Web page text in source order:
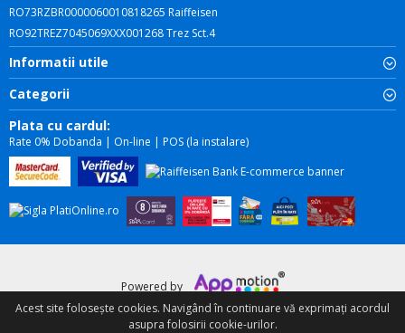
RO73RZBR0000060010818265 Raiffeisen
RO92TREZ7045069XXX001268 Trez Sct.4
Informatii utile
Categorii
Plata cu cardul:
Rate 0% Dobanda | On-line | POS (la instalare)
Powered by
Acest site foloseşte cookies. Navigând în continuare vă exprimați acordul
asupra folosirii cookie-urilor.